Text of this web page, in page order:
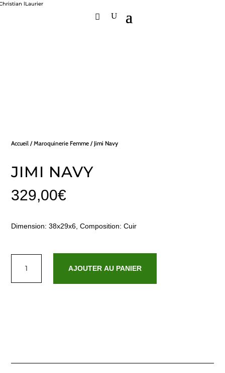
Accueil /Maroquinerie Femme / Jimi Navy
JIMI NAVY
329,00€
Dimension: 38x29x6, Composition: Cuir
AJOUTER AU PANIER